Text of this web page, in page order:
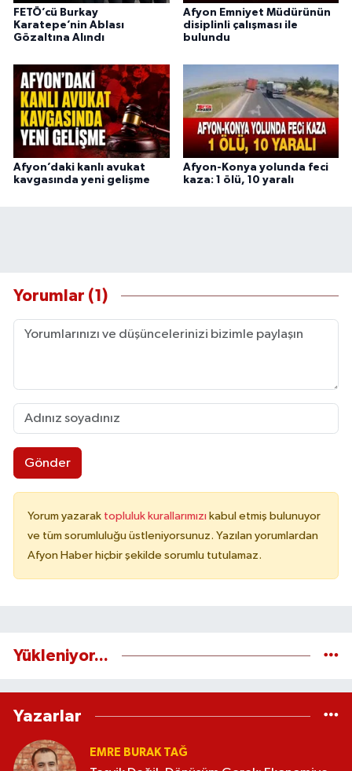
FETÖ’cü Burkay
Karatepe’nin Ablası
Gözaltına Alındı
Afyon Emniyet Müdürünün
disiplinli çalışması ile
bulundu
Afyon’daki kanlı avukat
kavgasında yeni gelişme
Afyon-Konya yolunda feci
kaza: 1 ölü, 10 yaralı
Yorumlar (1)
Gönder
Yorum yazarak topluluk kurallarımızı kabul etmiş bulunuyor
ve tüm sorumluluğu üstleniyorsunuz. Yazılan yorumlardan
Afyon Haber hiçbir şekilde sorumlu tutulamaz.
Yükleniyor...
Yazarlar
EMRE BURAK TAĞ